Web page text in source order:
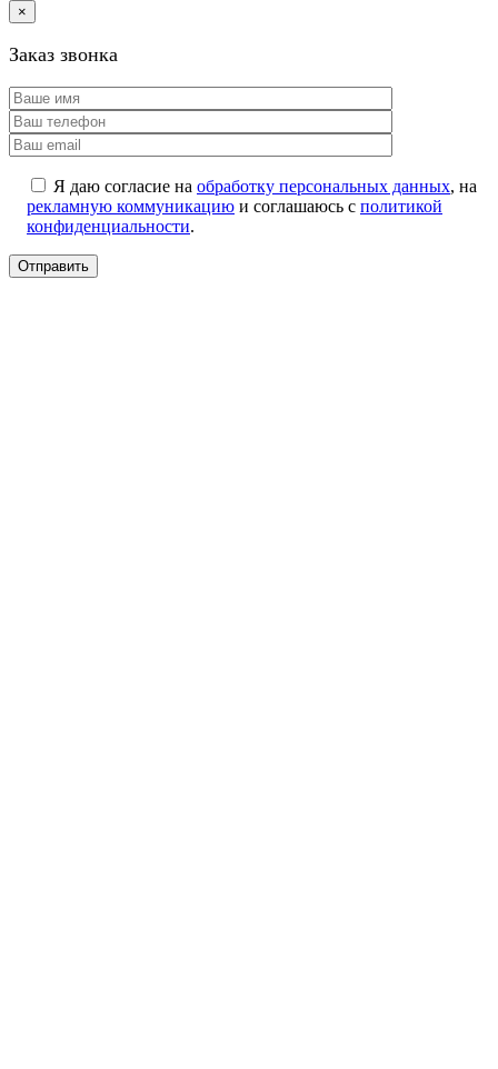
×
Заказ звонка
Я даю согласие на обработку персональных данных, на
рекламную коммуникацию и соглашаюсь с политикой
конфиденциальности.